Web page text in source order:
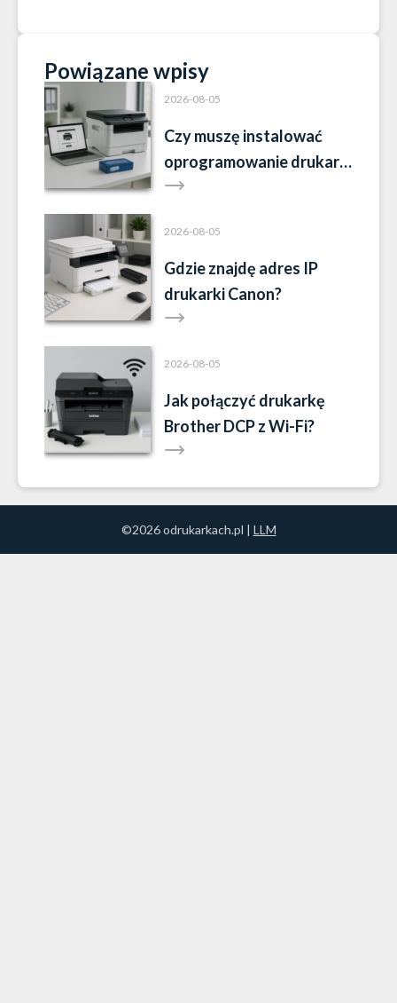
Powiązane wpisy
2026-08-05
Czy muszę instalować
oprogramowanie drukarki
Brother?
2026-08-05
Gdzie znajdę adres IP
drukarki Canon?
2026-08-05
Jak połączyć drukarkę
Brother DCP z Wi-Fi?
©2026 odrukarkach.pl | LLM